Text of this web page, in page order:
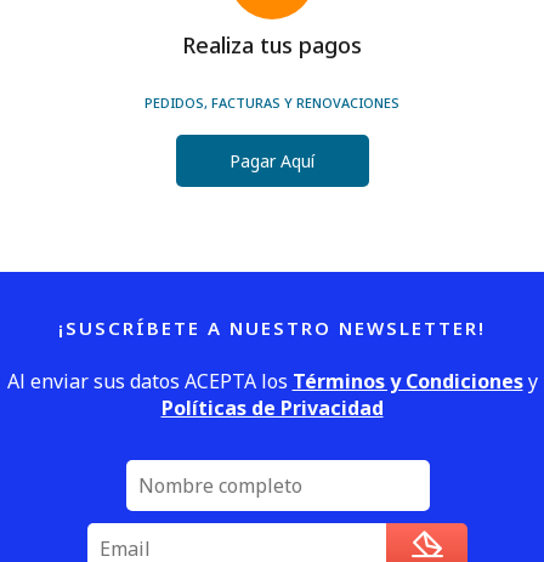
Realiza tus pagos
PEDIDOS, FACTURAS Y RENOVACIONES
Pagar Aquí
¡SUSCRÍBETE A NUESTRO NEWSLETTER!
Al enviar sus datos ACEPTA los Términos y Condicionesy
Políticas de Privacidad